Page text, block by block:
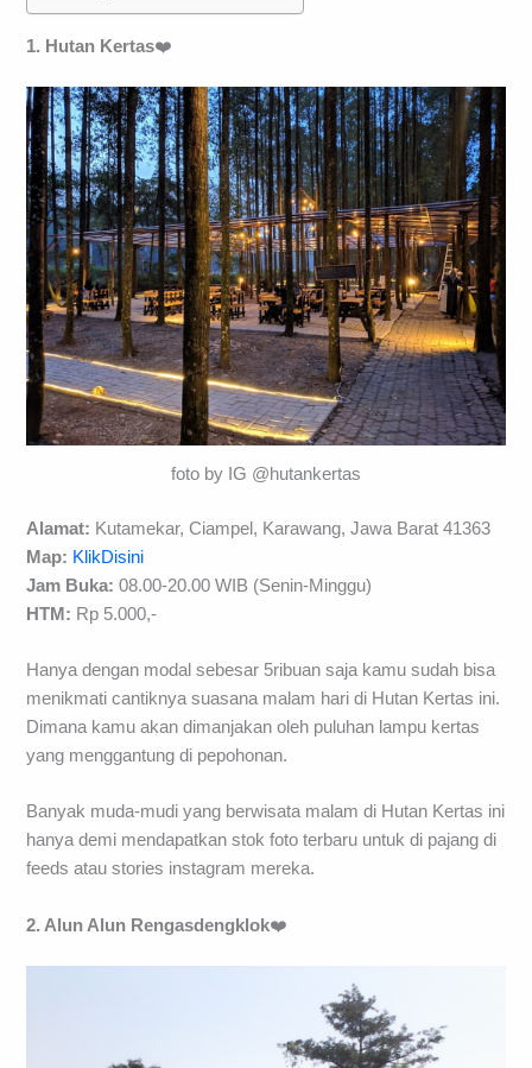
1. Hutan Kertas❤️
foto by IG @hutankertas
Alamat: Kutamekar, Ciampel, Karawang, Jawa Barat 41363
Map: KlikDisini
Jam Buka: 08.00-20.00 WIB (Senin-Minggu)
HTM: Rp 5.000,-
Hanya dengan modal sebesar 5ribuan saja kamu sudah bisa
menikmati cantiknya suasana malam hari di Hutan Kertas ini.
Dimana kamu akan dimanjakan oleh puluhan lampu kertas
yang menggantung di pepohonan.
Banyak muda-mudi yang berwisata malam di Hutan Kertas ini
hanya demi mendapatkan stok foto terbaru untuk di pajang di
feeds atau stories instagram mereka.
2. Alun Alun Rengasdengklok❤️